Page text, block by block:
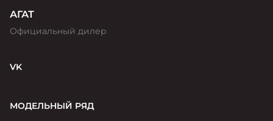
АГАТ
Официальный дилер
VK
МОДЕЛЬНЫЙ РЯД